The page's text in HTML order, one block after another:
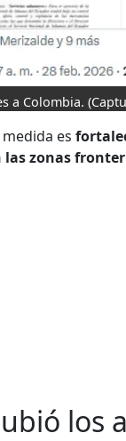
a Colombia.
es
zonas
los